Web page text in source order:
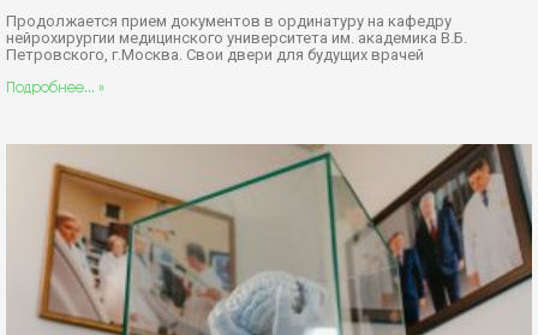
Продолжается прием документов в ординатуру на кафедру
нейрохирургии медицинского университета им. академика В.Б.
Петровского, г.Москва. Свои двери для будущих врачей
Подробнее... »